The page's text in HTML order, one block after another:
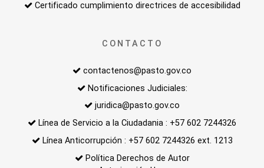
Certificado cumplimiento directrices de accesibilidad
CONTACTO
contactenos@pasto.gov.co
Notificaciones Judiciales:
juridica@pasto.gov.co
Línea de Servicio a la Ciudadania : +57 602 7244326
Línea Anticorrupción : +57 602 7244326 ext. 1213
Política Derechos de Autor